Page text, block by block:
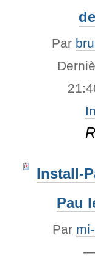
Par
Install-
Pau
Par